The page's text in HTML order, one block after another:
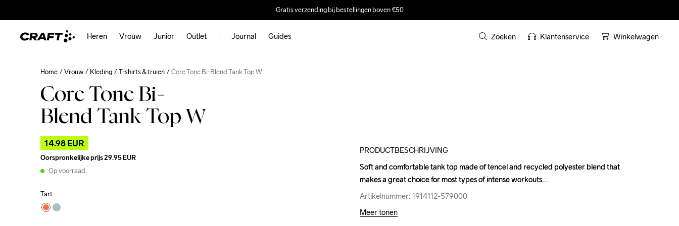
Gratis verzending bij bestellingen boven €50
Heren Vrouw Junior Outlet Journal Guides Zoeken Klantenservice Winkelwagen
Home Vrouw Kleding T-shirts & truien Core Tone Bi-Blend Tank Top W
Core Tone Bi-
Blend Tank Top W
14.98 EUR
Oorspronkelijke prijs29.95 EUR
Op voorraad
Tart
PRODUCTBESCHRIJVING
Soft and comfortable tank top made of tencel and recycled polyester blend that
makes a great choice for most types of intense workouts.
Artikelnummer: 1914112-579000
Soft and comfortable tank top made of tencel and recycled polyester blend that
makes a great choice for most types of intense workouts.
Artikelnummer: 1914112-579000
Meer tonen